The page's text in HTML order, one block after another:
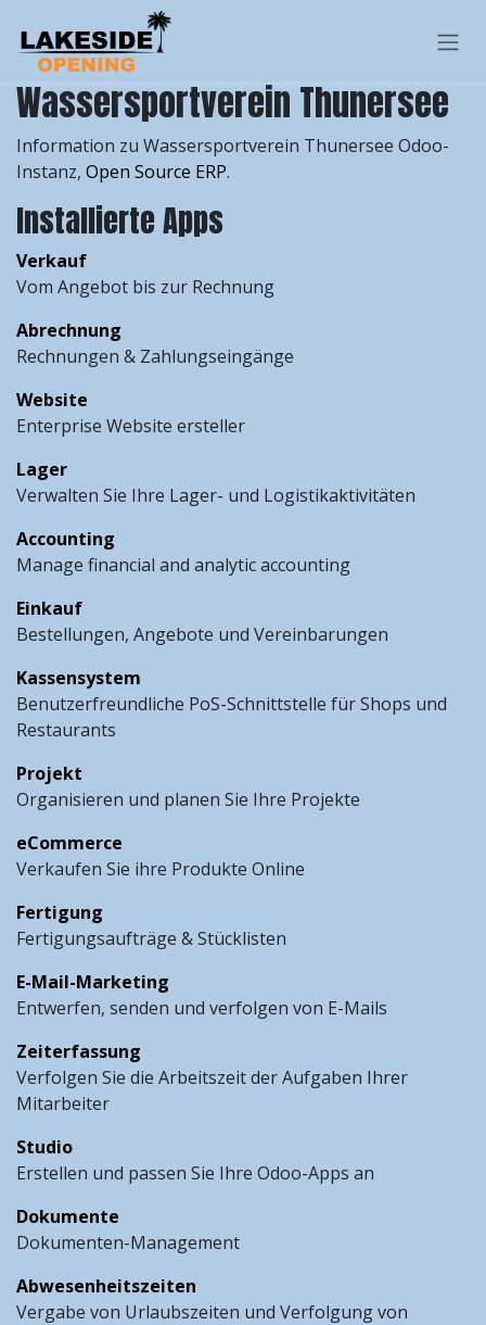
Zum Inhalt springen
Wassersportverein Thunersee
Information zu Wassersportverein Thunersee Odoo-
Instanz, Open Source ERP.
Installierte Apps
Verkauf
Vom Angebot bis zur Rechnung
Abrechnung
Rechnungen & Zahlungseingänge
Website
Enterprise Website ersteller
Lager
Verwalten Sie Ihre Lager- und Logistikaktivitäten
Accounting
Manage financial and analytic accounting
Einkauf
Bestellungen, Angebote und Vereinbarungen
Kassensystem
Benutzerfreundliche PoS-Schnittstelle für Shops und
Restaurants
Projekt
Organisieren und planen Sie Ihre Projekte
eCommerce
Verkaufen Sie ihre Produkte Online
Fertigung
Fertigungsaufträge & Stücklisten
E-Mail-Marketing
Entwerfen, senden und verfolgen von E-Mails
Zeiterfassung
Verfolgen Sie die Arbeitszeit der Aufgaben Ihrer
Mitarbeiter
Studio
Erstellen und passen Sie Ihre Odoo-Apps an
Dokumente
Dokumenten-Management
Abwesenheitszeiten
Vergabe von Urlaubszeiten und Verfolgung von